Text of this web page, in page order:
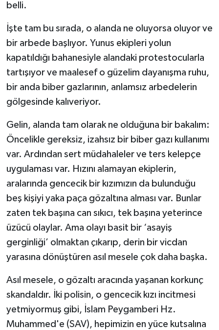
belli.
İşte tam bu sırada, o alanda ne oluyorsa oluyor ve
bir arbede başlıyor. Yunus ekipleri yolun
kapatıldığı bahanesiyle alandaki protestocularla
tartışıyor ve maalesef o güzelim dayanışma ruhu,
bir anda biber gazlarının, anlamsız arbedelerin
gölgesinde kalıveriyor.
Gelin, alanda tam olarak ne olduğuna bir bakalım:
Öncelikle gereksiz, izahsız bir biber gazı kullanımı
var. Ardından sert müdahaleler ve ters kelepçe
uygulaması var. Hızını alamayan ekiplerin,
aralarında gencecik bir kızımızın da bulunduğu
beş kişiyi yaka paça gözaltına alması var. Bunlar
zaten tek başına can sıkıcı, tek başına yeterince
üzücü olaylar. Ama olayı basit bir ‘asayiş
gerginliği’ olmaktan çıkarıp, derin bir vicdan
yarasına dönüştüren asıl mesele çok daha başka.
Asıl mesele, o gözaltı aracında yaşanan korkunç
skandaldır. İki polisin, o gencecik kızı incitmesi
yetmiyormuş gibi, İslam Peygamberi Hz.
Muhammed'e (SAV), hepimizin en yüce kutsalına